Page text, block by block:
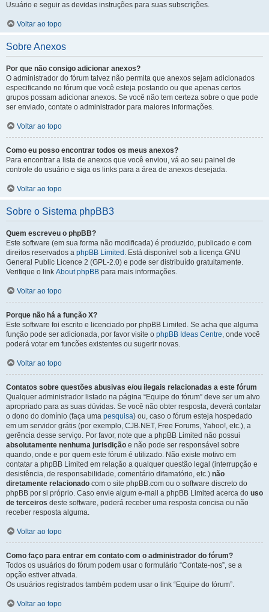
Usuário e seguir as devidas instruções para suas subscrições.
Voltar ao topo
Sobre Anexos
Por que não consigo adicionar anexos?
O administrador do fórum talvez não permita que anexos sejam adicionados
especificando no fórum que você esteja postando ou que apenas certos
grupos possam adicionar anexos. Se você não tem certeza sobre o que pode
ser enviado, contate o administrador para maiores informações.
Voltar ao topo
Como eu posso encontrar todos os meus anexos?
Para encontrar a lista de anexos que você enviou, vá ao seu painel de
controle do usuário e siga os links para a área de anexos desejada.
Voltar ao topo
Sobre o Sistema phpBB3
Quem escreveu o phpBB?
Este software (em sua forma não modificada) é produzido, publicado e com
direitos reservados a phpBB Limited . Está disponível sob a licença GNU
General Public Licence 2 (GPL-2.0) e pode ser distribuído gratuitamente.
Verifique o link About phpBB para mais informações.
Voltar ao topo
Porque não há a função X?
Este software foi escrito e licenciado por phpBB Limited. Se acha que alguma
função pode ser adicionada, por favor visite o phpBB Ideas Centre, onde você
poderá votar em funcões existentes ou sugerir novas.
Voltar ao topo
Contatos sobre questões abusivas e/ou ilegais relacionadas a este fórum
Qualquer administrador listado na página “Equipe do fórum” deve ser um alvo
apropriado para as suas dúvidas. Se você não obter resposta, deverá contatar
o dono do domínio (faça uma pesquisa) ou, caso o fórum esteja hospedado
em um servidor grátis (por exemplo, CJB.NET, Free Forums, Yahoo!, etc.), a
gerência desse serviço. Por favor, note que a phpBB Limited não possui
absolutamente nenhuma jurisdição e não pode ser responsável sobre
quando, onde e por quem este fórum é utilizado. Não existe motivo em
contatar a phpBB Limited em relação a qualquer questão legal (interrupção e
desistência, de responsabilidade, comentário difamatório, etc.) não
diretamente relacionado com o site phpBB.com ou o software discreto do
phpBB por si próprio. Caso envie algum e-mail a phpBB Limited acerca do uso
de terceiros deste software, poderá receber uma resposta concisa ou não
receber resposta alguma.
Voltar ao topo
Como faço para entrar em contato com o administrador do fórum?
Todos os usuários do fórum podem usar o formulário “Contate-nos”, se a
opção estiver ativada.
Os usuários registrados também podem usar o link “Equipe do fórum”.
Voltar ao topo